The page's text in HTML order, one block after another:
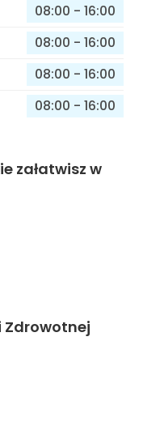
08:00 - 16:00
08:00 - 16:00
08:00 - 16:00
08:00 - 16:00
załatwisz w
Zdrowotnej